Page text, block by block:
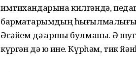
имтихандарына килгәндә,
бармаҡтарымдың
Әсәйем дә ҡаршы булманы. Ә
күргән дә юҡ ине. Күрһәм, тик